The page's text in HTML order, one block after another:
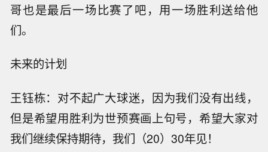
哥也是最后一场比赛了吧，用一场胜利送给他
们。
未来的计划
王钰栋：对不起广大球迷，因为我们没有出线，
但是希望用胜利为世预赛画上句号，希望大家对
我们继续保持期待，我们（20）30年见！